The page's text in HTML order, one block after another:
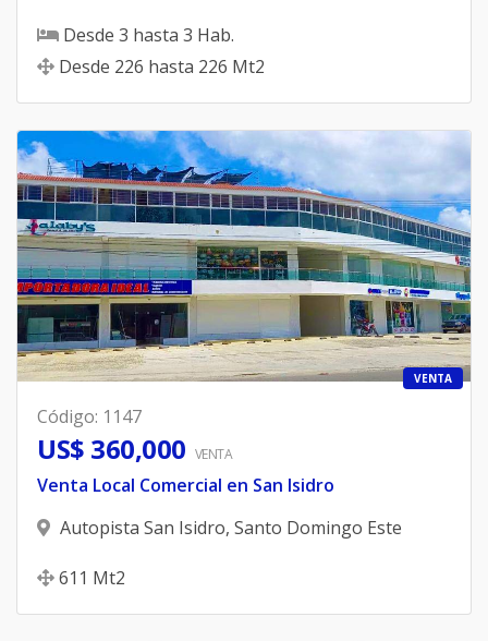
Desde 3 hasta 3 Hab.
Desde 226 hasta 226 Mt2
VENTA
Código: 1147
US$ 360,000 VENTA
Venta Local Comercial en San Isidro
Autopista San Isidro, Santo Domingo Este
611 Mt2